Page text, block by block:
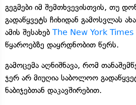
გეგმები იმ შემთხვევისთვის, თუ
გადაწყვეტს ჩიხიდან გამოსვლას
ამის შესახებ The New York Times
წყაროებზე დაყრდნობით წერს.
გამოცემა აღნიშნავა, რომ
ჯერ არ მიუღია საბოლოო
ნაბიჯებთან დაკავშირებით.